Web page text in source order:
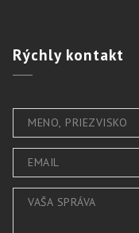
Rýchlykontakt